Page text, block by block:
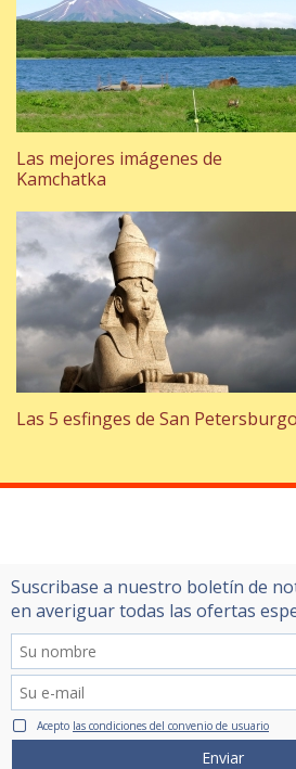
Las mejores imágenes de
Kamchatka
Las 5 esfinges de San Petersburgo
Suscribase a nuestro boletín de
en averiguar todas las ofertas
Acepto las condiciones del convenio de usuario
Enviar